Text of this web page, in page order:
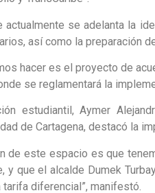
actualmente se adelanta la
así como la preparación
hacer es el proyecto de
se reglamentará la
estudiantil, Aymer
de Cartagena, destacó la
de este espacio es que
y que el alcalde Dumek
diferencial”, manifestó.